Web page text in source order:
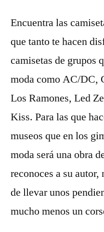
Encuentra las
que tanto te hacen
camisetas de grupos
moda como AC/DC,
Los Ramones, Led
Kiss. Para las que
museos que en los
moda será una obra
reconoces a su autor,
de llevar unos
mucho menos un